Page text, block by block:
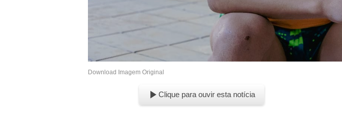
Download Imagem Original
Clique para ouvir esta notícia